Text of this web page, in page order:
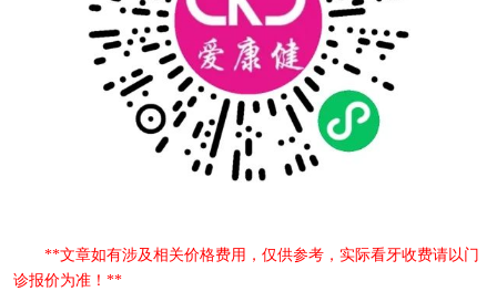
**文章如有涉及相关价格费用，仅供参考，实际看牙收费请以门
诊报价为准！**